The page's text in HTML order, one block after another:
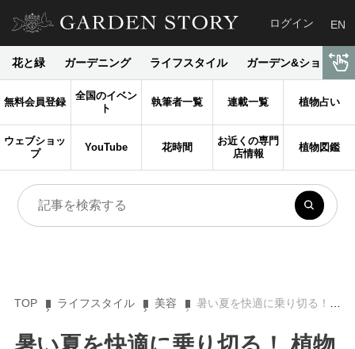
ログイン EN
花と緑 ガーデニング ライフスタイル ガーデン&ショップ
無料会員登録
全国のイベン
ト
執筆者一覧 連載一覧 植物占い
ウェブショッ
プ
YouTube 花時間
お近くの専門
店情報
植物図鑑
TOP ライフスタイル 美容 暑い夏を快適に乗り切る！ 植物の力を閉じ込めた「ひんやりコスメ」３選［ボタニカル・パワー］